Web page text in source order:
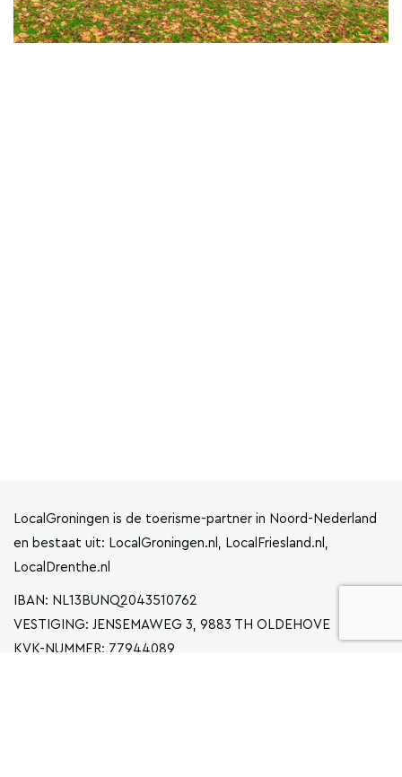
LocalGroningen is de toerisme-partner in Noord-Nederland
en bestaat uit: LocalGroningen.nl, LocalFriesland.nl,
LocalDrenthe.nl
IBAN: NL13BUNQ2043510762
VESTIGING: JENSEMAWEG 3, 9883 TH OLDEHOVE
KVK-NUMMER: 77944089